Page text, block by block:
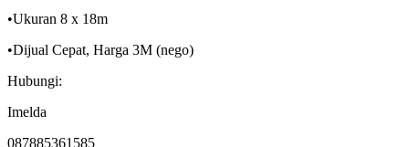
•Ukuran 8 x 18m
•Dijual Cepat, Harga 3M (nego)
Hubungi:
Imelda
087885361585